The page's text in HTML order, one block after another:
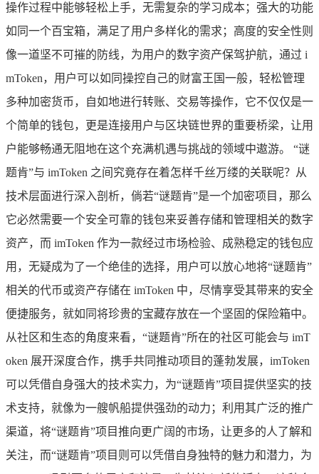
操作过程中能够轻松上手，无需复杂的学习成本；强大的功能
如同一个百宝箱，满足了用户多样化的需求；高度的安全性则
像一道坚不可摧的防线，为用户的数字资产保驾护航，通过 i
mToken，用户可以如同操控自己的财富王国一般，轻松管理
多种加密货币，自如地进行转账、交易等操作，它不仅仅是一
个简单的钱包，更是连接用户与区块链世界的重要桥梁，让用
户能够畅通无阻地在这个充满机遇与挑战的领域中遨游。 “谜
题肯”与 imToken 之间究竟存在着怎样千丝万缕的关联呢？从
技术层面进行深入剖析，倘若“谜题肯”是一个加密项目，那么
它必然需要一个安全可靠的钱包来妥善存储和管理相关的数字
资产，而 imToken 作为一款经过市场检验、成熟稳定的钱包应
用，无疑成为了一个绝佳的选择，用户可以放心地将“谜题肯”
相关的代币或资产存储在 imToken 中，尽情享受其带来的安全
便捷服务，就如同将珍贵的宝藏存放在一个坚固的保险箱中。
从社区和生态的角度来看，“谜题肯”所在的社区可能会与 imT
oken 展开深度合作，携手共同推动项目的蓬勃发展，imToken
可以凭借自身强大的技术实力，为“谜题肯”项目提供坚实的技
术支持，就像为一艘帆船提供强劲的动力；利用其广泛的推广
渠道，将“谜题肯”项目推向更广阔的市场，让更多的人了解和
关注，而“谜题肯”项目则可以凭借自身独特的魅力和潜力，为